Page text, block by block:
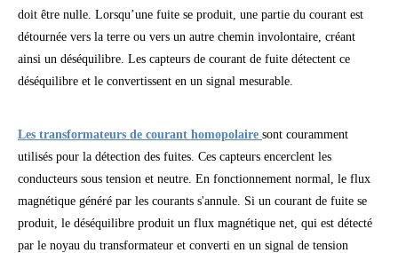
doit être nulle. Lorsqu’une fuite se produit, une partie du courant est
détournée vers la terre ou vers un autre chemin involontaire, créant
ainsi un déséquilibre. Les capteurs de courant de fuite détectent ce
déséquilibre et le convertissent en un signal mesurable.
Les transformateurs de courant homopolaire sont couramment
utilisés pour la détection des fuites. Ces capteurs encerclent les
conducteurs sous tension et neutre. En fonctionnement normal, le flux
magnétique généré par les courants s'annule. Si un courant de fuite se
produit, le déséquilibre produit un flux magnétique net, qui est détecté
par le noyau du transformateur et converti en un signal de tension